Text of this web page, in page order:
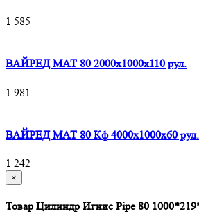
1 585
ВАЙРЕД МАТ 80 2000x1000x110 рул.
1 981
ВАЙРЕД МАТ 80 Кф 4000x1000x60 рул.
1 242
×
Товар Цилиндр Игнис Pipe 80